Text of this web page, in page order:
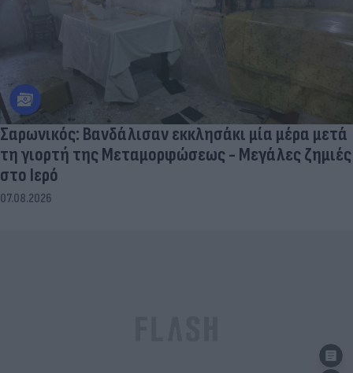
Σαρωνικός: Βανδάλισαν εκκλησάκι μία μέρα μετά
τη γιορτή της Μεταμορφώσεως - Μεγάλες ζημιές
στο Ιερό
07.08.2026